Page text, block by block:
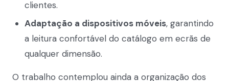
clientes.
Adaptação a dispositivos móveis, garantindo
a leitura confortável do catálogo em ecrãs de
qualquer dimensão.
O trabalho contemplou ainda a organização dos